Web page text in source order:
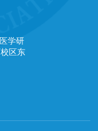
学研
区东